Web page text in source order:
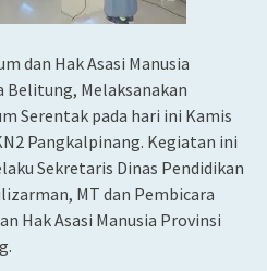
dan Hak Asasi Manusia
Belitung, Melaksanakan
Serentak pada hari ini Kamis
Pangkalpinang. Kegiatan ini
Sekretaris Dinas Pendidikan
MT dan Pembicara
Hak Asasi Manusia Provinsi